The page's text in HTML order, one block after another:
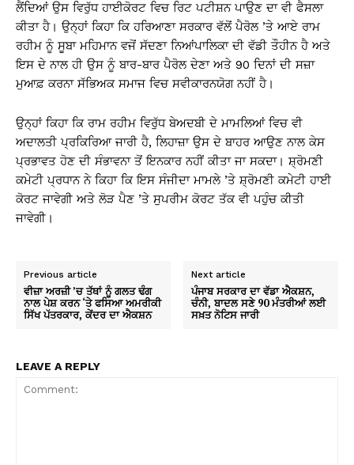
ਲੈਂਦਿਆਂ ਉਸ ਵਿਰੁੱਧ ਹਾਈਕੋਰਟ ਵਿਚ ਰਿਟ ਪਟੀਸ਼ਨ ਪਾਉਣ ਦਾ ਵੀ ਫੈਸਲਾ
ਕੀਤਾ ਹੈ। ਉਨ੍ਹਾਂ ਕਿਹਾ ਕਿ ਹਰਿਆਣਾ ਸਰਕਾਰ ਵੱਲੋਂ ਪੈਰੋਲ ’ਤੇ ਆਏ ਰਾਮ
ਰਹੀਮ ਨੂੰ ਸੂਬਾ ਮਹਿਮਾਨ ਵਜੋਂ ਸੱਦਣਾ ਨਿਆਂਪਾਲਿਕਾ ਦੀ ਵੱਡੀ ਤੌਹੀਨ ਹੈ ਅਤੇ
ਇਸ ਦੇ ਨਾਲ ਹੀ ਉਸ ਨੂੰ ਬਾਰ-ਬਾਰ ਪੈਰੋਲ ਦੇਣਾ ਅਤੇ 90 ਦਿਨਾਂ ਦੀ ਸਜ਼ਾ
ਮੁਆਫ਼ ਕਰਨਾ ਸੱਭਿਅਕ ਸਮਾਜ ਵਿਚ ਸਵੀਕਾਰਨਯੋਗ ਨਹੀਂ ਹੈ।
ਉਨ੍ਹਾਂ ਕਿਹਾ ਕਿ ਰਾਮ ਰਹੀਮ ਵਿਰੁੱਧ ਬੇਅਦਬੀ ਦੇ ਮਾਮਲਿਆਂ ਵਿਚ ਵੀ
ਅਦਾਲਤੀ ਪ੍ਰਕਿਰਿਆ ਜਾਰੀ ਹੈ, ਲਿਹਾਜ਼ਾ ਉਸ ਦੇ ਬਾਹਰ ਆਉਣ ਨਾਲ ਕੇਸ
ਪ੍ਰਭਾਵਤ ਹੋਣ ਦੀ ਸੰਭਾਵਨਾ ਤੋਂ ਇਨਕਾਰ ਨਹੀਂ ਕੀਤਾ ਜਾ ਸਕਦਾ। ਸ਼੍ਰੋਮਣੀ
ਕਮੇਟੀ ਪ੍ਰਧਾਨ ਨੇ ਕਿਹਾ ਕਿ ਇਸ ਸੰਜੀਦਾ ਮਾਮਲੇ ’ਤੇ ਸ਼੍ਰੋਮਣੀ ਕਮੇਟੀ ਹਾਈ
ਕੋਰਟ ਜਾਵੇਗੀ ਅਤੇ ਲੋੜ ਪੈਣ ’ਤੇ ਸੁਪਰੀਮ ਕੋਰਟ ਤੱਕ ਵੀ ਪਹੁੰਚ ਕੀਤੀ
ਜਾਵੇਗੀ।
Previous article
ਵੀਜ਼ਾ ਅਰਜ਼ੀ ’ਚ ਤੱਥਾਂ ਨੂੰ ਗਲਤ ਢੰਗ
ਨਾਲ ਪੇਸ਼ ਕਰਨ ‘ਤੇ ਫਸਿਆ ਅਮਰੀਕੀ
ਸਿੱਖ ਪੱਤਰਕਾਰ, ਕੇਂਦਰ ਦਾ ਐਕਸ਼ਨ
Next article
ਪੰਜਾਬ ਸਰਕਾਰ ਦਾ ਵੱਡਾ ਐਕਸ਼ਨ,
ਚੰਨੀ, ਬਾਦਲ ਸਣੇ 90 ਮੰਤਰੀਆਂ ਲਈ
ਸਖ਼ਤ ਨੋਟਿਸ ਜਾਰੀ
LEAVE A REPLY